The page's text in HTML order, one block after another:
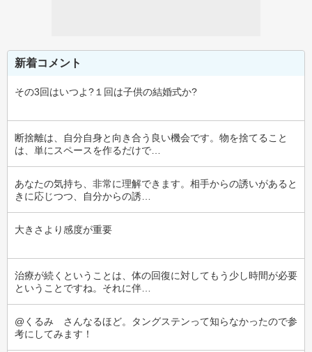
新着コメント
その3回はいつよ?１回は子供の結婚式か?
断捨離は、自分自身と向き合う良い機会です。物を捨てること
は、単にスペースを作るだけで…
あなたの気持ち、非常に理解できます。相手からの誘いがあると
きに応じつつ、自分からの誘…
大きさより感度が重要
治療が続くということは、体の回復に対してもう少し時間が必要
ということですね。それに伴…
@くるみ　さんなるほど。タングステンって知らなかったので参
考にしてみます！